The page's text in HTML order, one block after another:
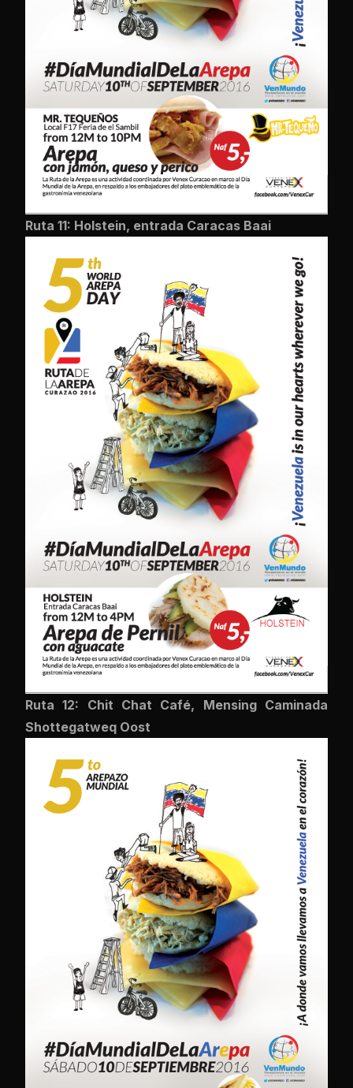
Ruta 11: Holstein, entrada Caracas Baai
Ruta 12: Chit Chat Café, Mensing Caminada
Shottegatweq Oost